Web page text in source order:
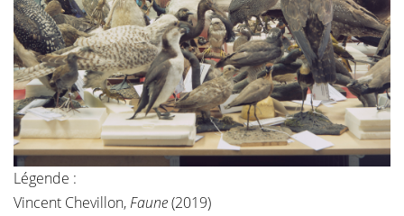
Légende :
Vincent Chevillon,Faune(2019)